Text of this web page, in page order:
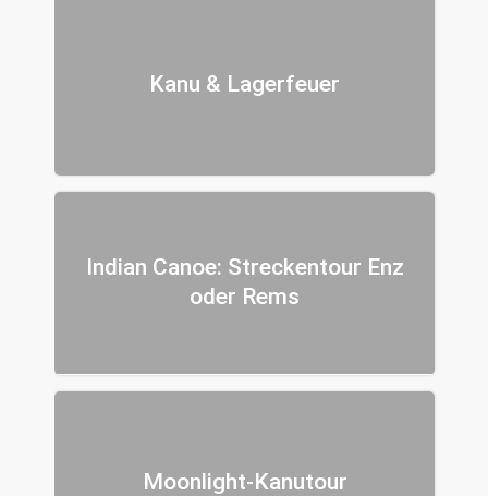
Kanu & Lagerfeuer
Indian Canoe: Streckentour Enz
oder Rems
Moonlight-Kanutour